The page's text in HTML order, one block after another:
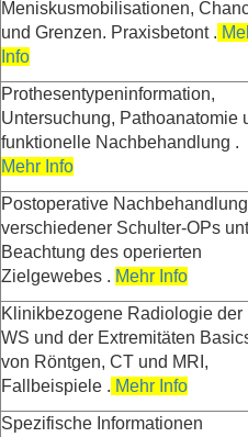
Meniskusmobilisationen,
und Grenzen. Praxisbetont .
Info
Prothesentypeninformation,
Untersuchung, Pathoanatomie
funktionelle Nachbehandlung .
Mehr Info
Postoperative Nachbehandlung
verschiedener Schulter-OPs
Beachtung des operierten
Zielgewebes . Mehr Info
Klinikbezogene Radiologie der
WS und der Extremitäten
von Röntgen, CT und MRI,
Fallbeispiele . Mehr Info
Spezifische Informationen